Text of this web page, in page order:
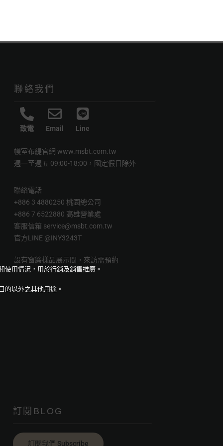
聯絡我們
致電 Email Line
幔室布緹官網www.msbt.com.tw
週一至週五 09:00-18:00，國定假日除外
聯絡電話
+886 3 4880250 桃園總公司
+886 7 6522880 高雄營業處
客服信箱 service@msbt.com.tw
官方LINE @INY3243T
設有窗簾樣品展示間，來訪需預約
訂閱BLOG
訂閱我們 Subscribe
用情況，用於行銷及銷售推廣。
的以外之其他用途。